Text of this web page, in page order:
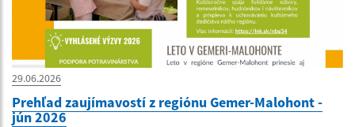
29.06.2026
Prehľad zaujímavostí z regiónu Gemer-Malohont -
jún 2026